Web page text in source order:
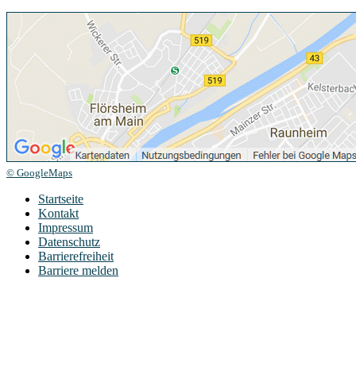
© GoogleMaps
Startseite
Kontakt
Impressum
Datenschutz
Barrierefreiheit
Barriere melden